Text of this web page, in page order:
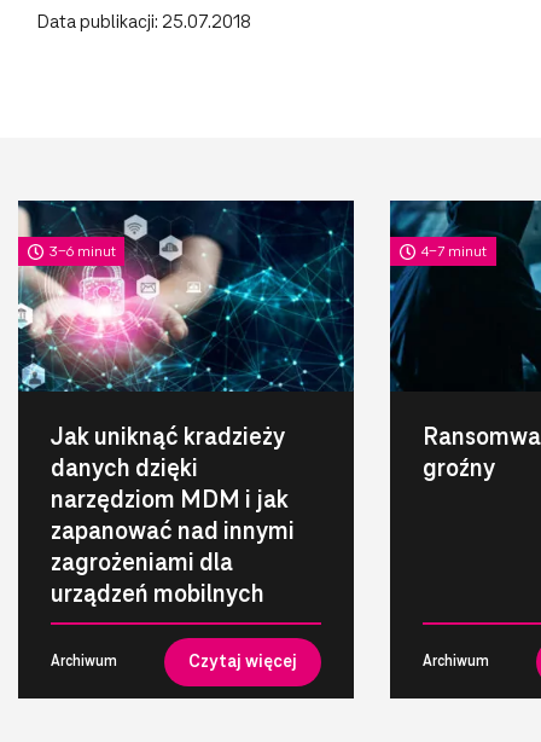
Data publikacji: 25.07.2018
3-6 minut
Jak uniknąć kradzieży
danych dzięki
narzędziom MDM i jak
zapanować nad innymi
zagrożeniami dla
urządzeń mobilnych
Archiwum Czytaj więcej
4-7 minut
groźny
Archiwum